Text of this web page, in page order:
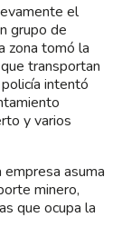
el
grupo de
zona tomó la
transportan
intentó
y varios
asuma
minero,
que ocupa la